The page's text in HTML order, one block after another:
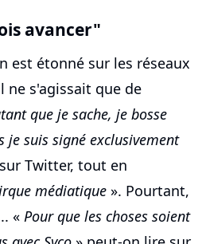
avancer"
est étonné sur les réseaux
ne s'agissait que de
que je sache, je bosse
je suis signé exclusivement
Twitter, tout en
médiatique ». Pourtant,
« Pour que les choses soient